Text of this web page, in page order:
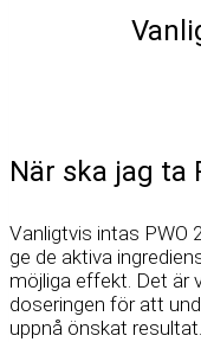
När ska jag ta
Vanligtvis intas PWO
ge de aktiva
möjliga effekt. Det är
doseringen för att
uppnå önskat resultat.